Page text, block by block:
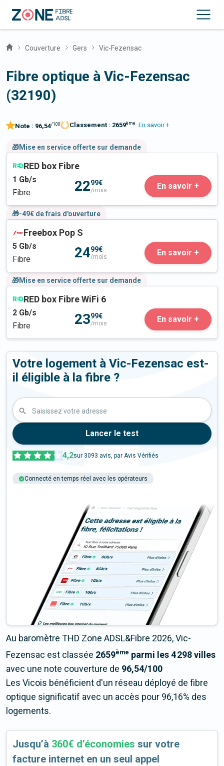
Couverture Gers Vic-Fezensac
Fibre optique à Vic-Fezensac
(32190)
Note : 96,54/100 Classement : 2659ème En savoir +
🎁Mise en service offerte sur demande
RED box Fibre
1 Gb/s
Fibre
2299€
/mois En savoir +
🎁-49€ de frais d'ouverture
Freebox Pop S
5 Gb/s
Fibre
2499€
/mois En savoir +
🎁Mise en service offerte sur demande
RED box Fibre WiFi 6
2 Gb/s
Fibre
2399€
/mois En savoir +
Votre logement à Vic-Fezensac est-
il éligible à la fibre ?
Saisissez votre adresse
Lancer le test
4,2sur 3093 avis, par Avis Vérifiés
Connecté en temps réel avec les opérateurs
Au baromètre THD Zone ADSL&Fibre 2026, Vic-
Fezensac est classée 2659ème parmi les 4 298 villes
avec une note couverture de 96,54/100
Les Vicois bénéficient d'un réseau déployé de fibre
optique significatif avec un accès pour 96,16% des
logements.
Jusqu’à 360€ d’économies sur votre
facture internet en un seul appel